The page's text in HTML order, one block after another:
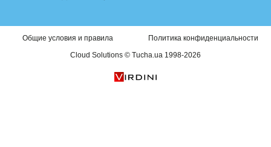
Общие условия и правила
Политика конфиденциальности
Cloud Solutions © Tucha.ua 1998-2026